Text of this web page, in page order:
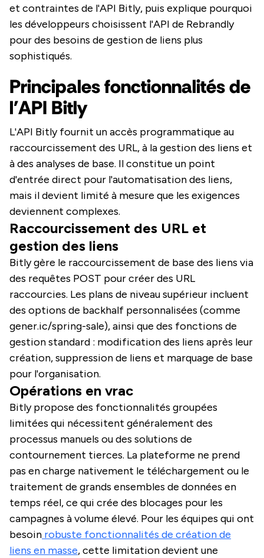
et contraintes de l'API Bitly, puis explique pourquoi
les développeurs choisissent l'API de Rebrandly
pour des besoins de gestion de liens plus
sophistiqués.
Principales fonctionnalités de
l'API Bitly
L'API Bitly fournit un accès programmatique au
raccourcissement des URL, à la gestion des liens et
à des analyses de base. Il constitue un point
d'entrée direct pour l'automatisation des liens,
mais il devient limité à mesure que les exigences
deviennent complexes.
Raccourcissement des URL et
gestion des liens
Bitly gère le raccourcissement de base des liens via
des requêtes POST pour créer des URL
raccourcies. Les plans de niveau supérieur incluent
des options de backhalf personnalisées (comme
gener.ic/spring-sale), ainsi que des fonctions de
gestion standard : modification des liens après leur
création, suppression de liens et marquage de base
pour l'organisation.
Opérations en vrac
Bitly propose des fonctionnalités groupées
limitées qui nécessitent généralement des
processus manuels ou des solutions de
contournement tierces. La plateforme ne prend
pas en charge nativement le téléchargement ou le
traitement de grands ensembles de données en
temps réel, ce qui crée des blocages pour les
campagnes à volume élevé. Pour les équipes qui ont
besoin robuste fonctionnalités de création de
liens en masse, cette limitation devient une